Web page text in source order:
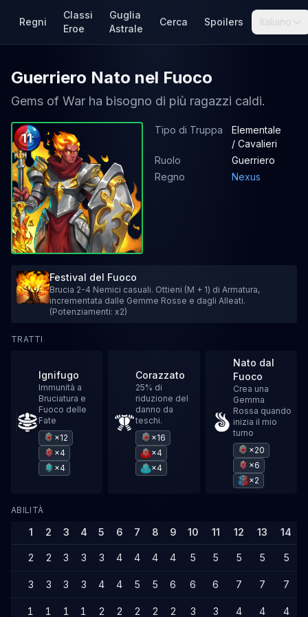
Regni
Classi
Eroe
Guglia
Astrale
Cerca Spoilers Italiano
Guerriero Nato nel Fuoco
Gems of War ha bisogno di più ragazzi caldi.
11
Tipo di Truppa
Elementale
/ Cavalieri
Ruolo
Guerriero
Regno
Nexus
Festival del Fuoco
Brucia 2-4 Nemici casuali. Ottieni (M + 1) di Armatura,
incrementata dalle Gemme Rosse e dagli Alleati.
(Potenziamenti: x2)
TRATTI
Ignifugo
Immunità a
Bruciatura e
Fuoco delle
Fate
×12
×4
×4
Corazzato
25% di
riduzione del
danno da
teschi.
×16
×4
×4
Nato dal
Fuoco
Crea una
Gemma
Rossa quando
inizia il mio
turno
×20
×6
×2
ABILITÀ
1 2 3 4 5 6 7 8 9 10 11 12 13 14
2 2 3 3 3 4 4 4 4 5 5 5 5 5
3 3 3 3 4 4 5 5 6 6 6 7 7 7
1 1 1 1 2 2 2 2 2 3 3 4 4 4